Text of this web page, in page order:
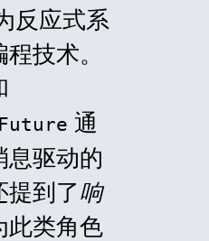
反应式系
技术。
通
息驱动的
提到了响
此类角色